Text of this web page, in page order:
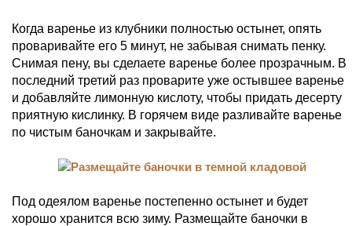
Когда варенье из клубники полностью остынет, опять
проваривайте его 5 минут, не забывая снимать пенку.
Снимая пену, вы сделаете варенье более прозрачным. В
последний третий раз проварите уже остывшее варенье
и добавляйте лимонную кислоту, чтобы придать десерту
приятную кислинку. В горячем виде разливайте варенье
по чистым баночкам и закрывайте.
Под одеялом варенье постепенно остынет и будет
хорошо хранится всю зиму. Размещайте баночки в